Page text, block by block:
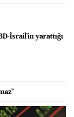
İsrail'in yarattığı